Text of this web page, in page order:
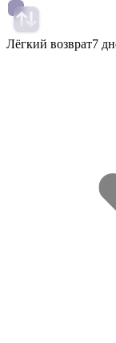
Лёгкий возврат7